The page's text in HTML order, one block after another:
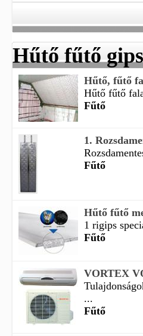
Hűtő fűtő
Hűtő, fűtő
Hűtő fűtő
Fűtő
1.
Fűtő
Hűtő fűtő
1 rigips
Fűtő
VORTEX
...
Fűtő